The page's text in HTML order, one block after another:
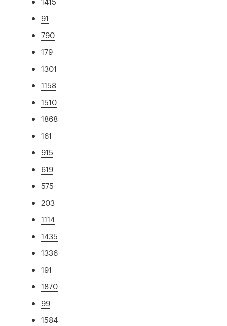
91
790
179
1301
1158
1510
1868
161
915
619
575
203
1114
1435
1336
191
1870
99
1584